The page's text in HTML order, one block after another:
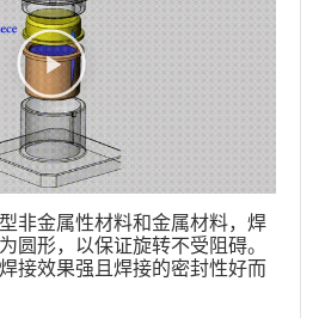
非金属性材料和金属材料，焊
圆形，以保证旋转不受阻碍。
接效果强且焊接的密封性好而